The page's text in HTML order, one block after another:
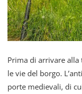
Prima di arrivare alla
le vie del borgo.
porte medievali, di